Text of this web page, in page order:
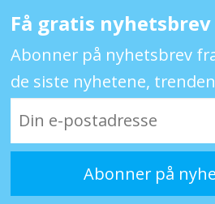
Få gratis nyhetsbrev
Abonner på nyhetsbrev
de siste nyhetene,